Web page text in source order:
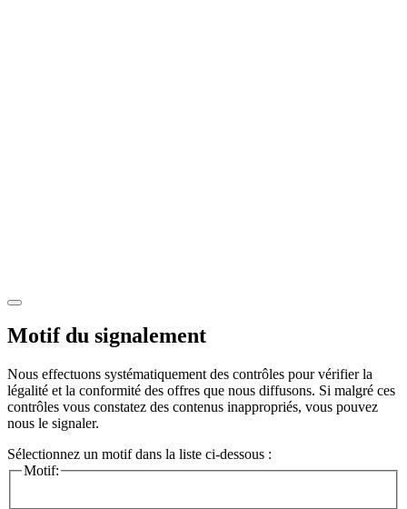
Motif du signalement
Nous effectuons systématiquement des contrôles pour vérifier la
légalité et la conformité des offres que nous diffusons. Si malgré ces
contrôles vous constatez des contenus inappropriés, vous pouvez
nous le signaler.
Sélectionnez un motif dans la liste ci-dessous :
Motif: